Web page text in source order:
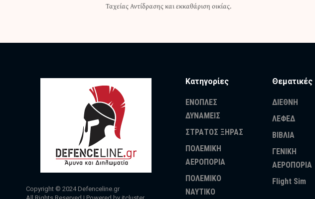
Ταχείας Αντίδρασης και εκκαθάριση οικίας.
Copyright © 2024 Defenceline.gr
Κατηγορίες
ΕΝΟΠΛΕΣ
ΔΥΝΑΜΕΙΣ
ΣΤΡΑΤΟΣ ΞΗΡΑΣ
ΠΟΛΕΜΙΚΗ
ΑΕΡΟΠΟΡΙΑ
ΠΟΛΕΜΙΚΟ
ΝΑΥΤΙΚΟ
Θεματικές
ΔΙΕΘΝΗ
ΛΕΦΕΔ
ΒΙΒΛΙΑ
ΓΕΝΙΚΗ
ΑΕΡΟΠΟΡΙΑ
Flight Sim